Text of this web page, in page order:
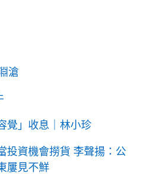
滄
覺」收息｜林小珍
投資機會撈貨 李聲揚：公
屢見不鮮